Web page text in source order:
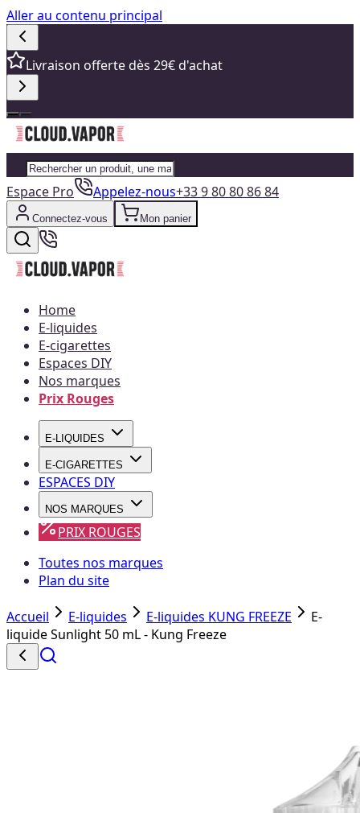
Aller au contenu principal
Livraison offerte dès 29€ d'achat
Espace Pro Appelez-nous+33 9 80 80 86 84
Connectez-vous Mon panier
Home
E-liquides
E-cigarettes
Espaces DIY
Nos marques
Prix Rouges
E-LIQUIDES
E-CIGARETTES
ESPACES DIY
NOS MARQUES
PRIX ROUGES
Toutes nos marques
Plan du site
Accueil E-liquides E-liquides KUNG FREEZE
E-
liquide Sunlight 50 mL - Kung Freeze